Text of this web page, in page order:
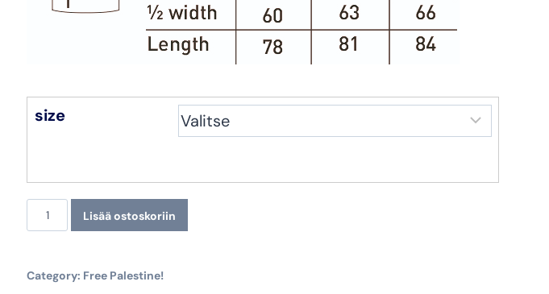
size
Free
Palestine!
valkoinen
Lisää ostoskoriin
Category: Free Palestine!